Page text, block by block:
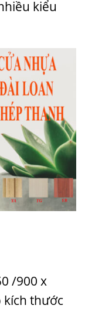
kiểu
/900 x
kích thước